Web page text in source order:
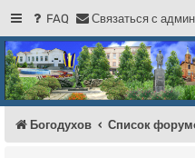
FAQ Связаться с админ
Регистрация
Форум
Богодухов
Богодухов Список